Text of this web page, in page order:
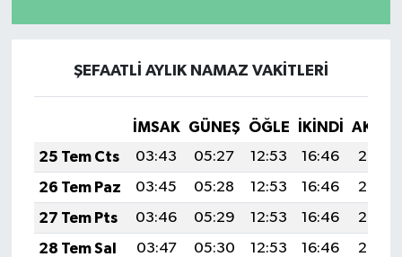
ŞEFAATLİ AYLIK NAMAZ VAKITLERI
İMSAK GÜNEŞ ÖĞLE İKINDI
25 Tem Cts
03:43 05:27 12:53 16:46
20:08
26 Tem Paz
03:45 05:28 12:53 16:46
20:07
27 Tem Pts
03:46 05:29 12:53 16:46
20:06
28 Tem Sal
03:47 05:30 12:53 16:46
20:05